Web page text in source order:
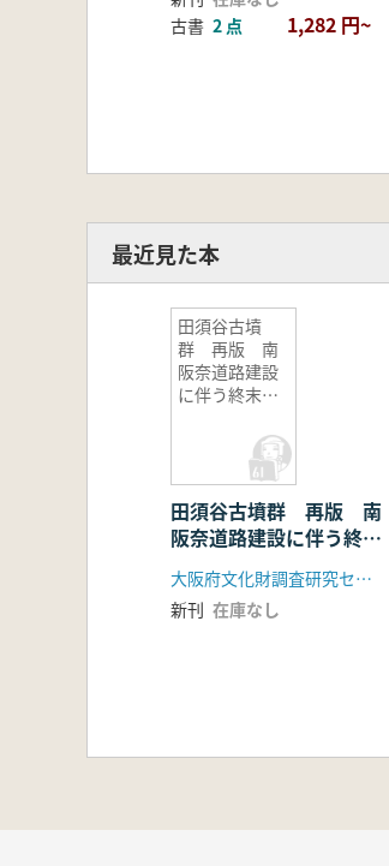
古書 2 点 1,282 円~
最近見た本
田須谷古墳
群 再版 南
阪奈道路建設
に伴う終末期
田須谷古墳群 再版 南
阪奈道路建設に伴う終末
期古墳の発掘調査
大阪府文化財調査研究センター
新刊 在庫なし